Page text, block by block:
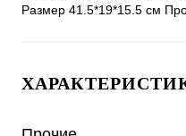
Размер 41.5*19*15.5 см